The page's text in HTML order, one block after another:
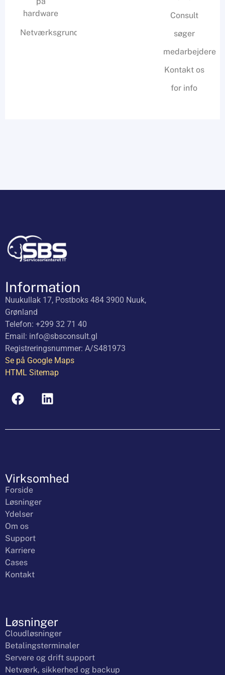
hardware
Netværksgrundlæggende
Consult
søger
medarbejdere
Kontakt os
for info
Information
Nuukullak 17, Postboks 484 3900 Nuuk,
Grønland
Telefon: +299 32 71 40
Email: info@sbsconsult.gl
Registreringsnummer: A/S481973
Se på Google Maps
HTML Sitemap
Virksomhed
Forside
Løsninger
Ydelser
Om os
Support
Karriere
Cases
Kontakt
Løsninger
Cloudløsninger
Betalingsterminaler
Servere og drift support
Netværk, sikkerhed og backup